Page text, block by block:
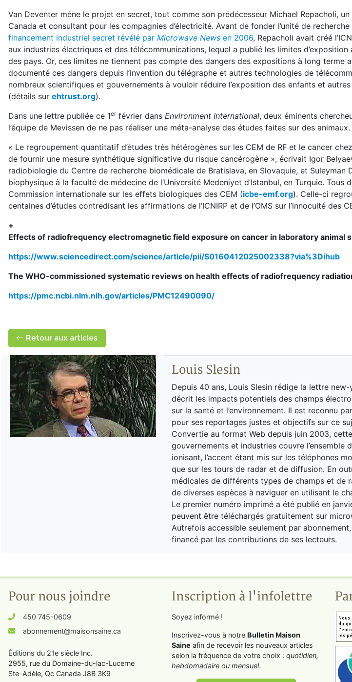
Van Deventer mène le projet en secret, tout comme son prédécesseur Michael Repacholi,
Canada et consultant pour les compagnies d’électricité. Avant de fonder l’unité de recherche
financement industriel secret révélé par Microwave News en 2006, Repacholi avait créé
aux industries électriques et des télécommunications, lequel a publié les limites
des pays. Or, ces limites ne tiennent pas compte des dangers des expositions à long terme
documenté ces dangers depuis l’invention du télégraphe et autres technologies de
nombreux scientifiques et gouvernements à vouloir réduire l’exposition des enfants et
(détails sur ehtrust.org).
Dans une lettre publiée ce 1erfévrier dans Environment International, deux éminents
l’équipe de Mevissen de ne pas réaliser une méta-analyse des études faites sur des animaux.
« Le regroupement quantitatif d’études très hétérogènes sur les CEM de RF et le cancer
de fournir une mesure synthétique significative du risque cancérogène », écrivait Igor
radiobiologie du Centre de recherche biomédicale de Bratislava, en Slovaquie, et Suleyman
biophysique à la faculté de médecine de l’Université Medeniyet d’Istanbul, en Turquie. Tous
Commission internationale sur les effets biologiques des CEM (icbe-emf.org). Celle-ci
centaines d’études contredisant les affirmations de l’ICNIRP et de l’OMS sur l’innocuité des
+
Effects of radiofrequency electromagnetic field exposure on cancer in laboratory animal
https://www.sciencedirect.com/science/article/pii/S0160412025002338?via%3Dihub
The WHO-commissioned systematic reviews on health effects of radiofrequency
https://pmc.ncbi.nlm.nih.gov/articles/PMC12490090/
Retour aux articles
Louis Slesin
Depuis 40 ans, Louis Slesin rédige la lettre
décrit les impacts potentiels des champs
sur la santé et l’environnement. Il est reconnu
pour ses reportages justes et objectifs sur ce
Convertie au format Web depuis juin 2003,
gouvernements et industries couvre l’ensemble
ionisant, l’accent étant mis sur les téléphones
que sur les tours de radar et de diffusion. En
médicales de différents types de champs et de
de diverses espèces à naviguer en utilisant le
Le premier numéro imprimé a été publié en
peuvent être téléchargés gratuitement sur
Autrefois accessible seulement par
financé par les contributions de ses lecteurs.
Pour nous joindre
450 745-0609
abonnement@maisonsaine.ca
Éditions du 21e siècle Inc.
2955, rue du Domaine-du-lac-Lucerne
Ste-Adèle, Qc Canada J8B 3K9
Inscription à l'infolettre
Soyez informé !
Inscrivez-vous à notre Bulletin Maison
Saine afin de recevoir les nouveaux articles
selon la fréquence de votre choix : quotidien,
hebdomadaire ou mensuel.